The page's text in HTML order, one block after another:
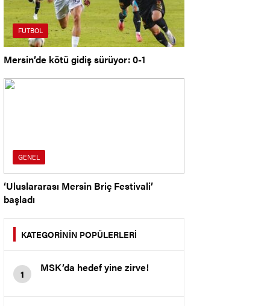
FUTBOL
Mersin’de kötü gidiş sürüyor: 0-1
GENEL
‘Uluslararası Mersin Briç Festivali’
başladı
KATEGORİNİN POPÜLERLERİ
1 MSK’da hedef yine zirve!